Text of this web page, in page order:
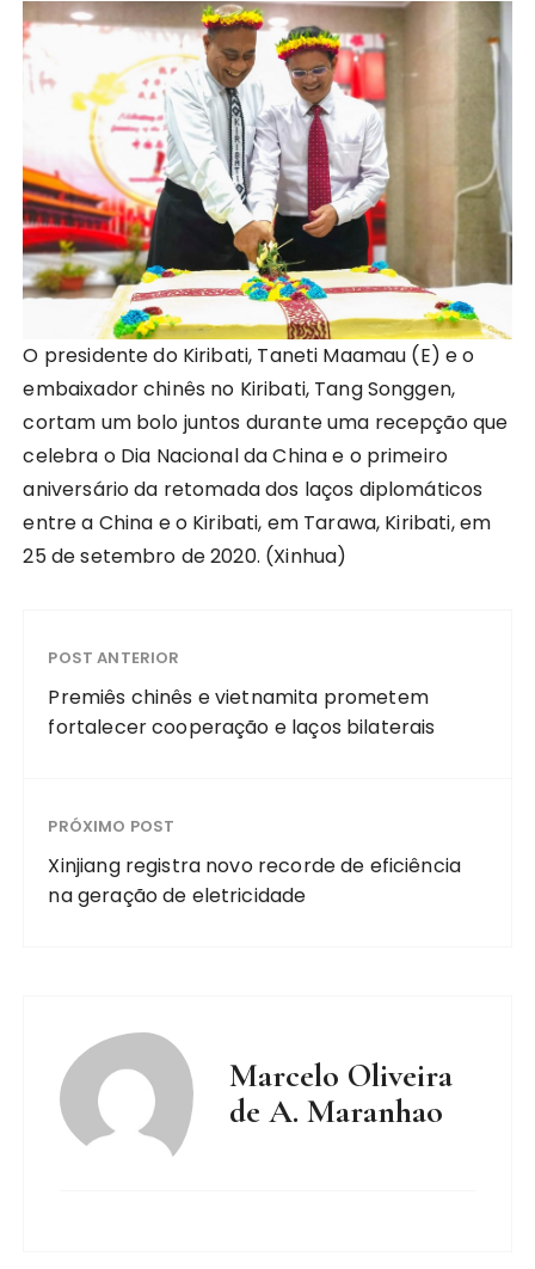
O presidente do Kiribati, Taneti Maamau (E) e o
embaixador chinês no Kiribati, Tang Songgen,
cortam um bolo juntos durante uma recepção que
celebra o Dia Nacional da China e o primeiro
aniversário da retomada dos laços diplomáticos
entre a China e o Kiribati, em Tarawa, Kiribati, em
25 de setembro de 2020. (Xinhua)
POST ANTERIOR
Premiês chinês e vietnamita prometem
fortalecer cooperação e laços bilaterais
PRÓXIMO POST
Xinjiang registra novo recorde de eficiência
na geração de eletricidade
Marcelo Oliveira
de A. Maranhao